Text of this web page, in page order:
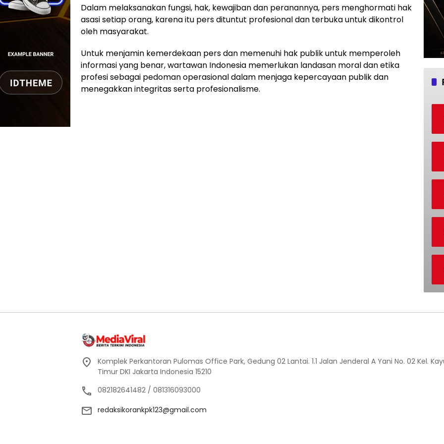
Dalam melaksanakan fungsi, hak, kewajiban dan peranannya, pers menghormati hak
asasi setiap orang, karena itu pers dituntut profesional dan terbuka untuk dikontrol
oleh masyarakat.
Untuk menjamin kemerdekaan pers dan memenuhi hak publik untuk memperoleh
informasi yang benar, wartawan Indonesia memerlukan landasan moral dan etika
profesi sebagai pedoman operasional dalam menjaga kepercayaan publik dan
menegakkan integritas serta profesionalisme.
Komplek Perkantoran Pulomas Office Park, Gedung 02 Lantai. 1.1 Jalan Jenderal A Yani No. 02 Kel.
Timur DKI Jakarta Indonesia 15210
082182641482 / 081316093000
redaksikorankpk123@gmail.com